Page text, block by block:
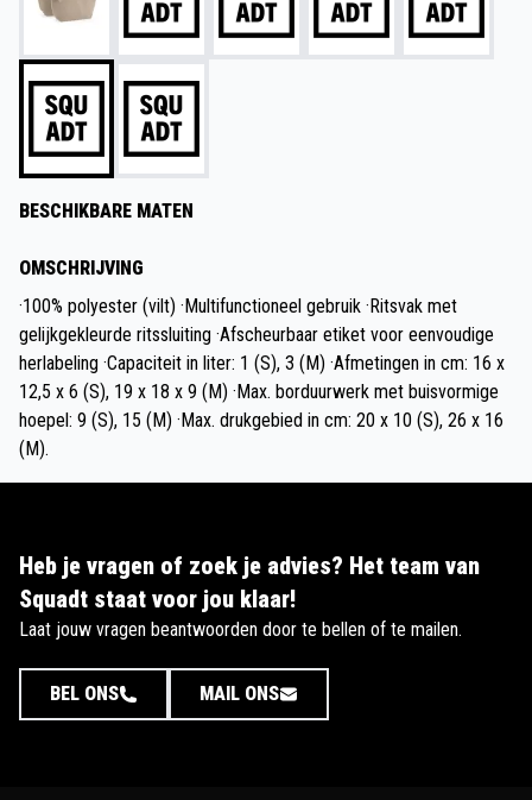
BESCHIKBARE MATEN
OMSCHRIJVING
·100% polyester (vilt) ·Multifunctioneel gebruik ·Ritsvak met
gelijkgekleurde ritssluiting ·Afscheurbaar etiket voor eenvoudige
herlabeling ·Capaciteit in liter: 1 (S), 3 (M) ·Afmetingen in cm: 16 x
12,5 x 6 (S), 19 x 18 x 9 (M) ·Max. borduurwerk met buisvormige
hoepel: 9 (S), 15 (M) ·Max. drukgebied in cm: 20 x 10 (S), 26 x 16
(M).
Heb je vragen of zoek je advies? Het team van
Squadt staat voor jou klaar!
Laat jouw vragen beantwoorden door te bellen of te mailen.
BEL ONS MAIL ONS